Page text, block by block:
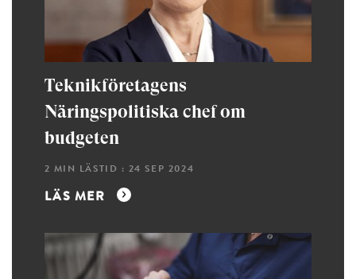
Teknikföretagens
Näringspolitiska chef om
budgeten
2 MIN LÄSTID : 24 SEP 2024
LÄS MER